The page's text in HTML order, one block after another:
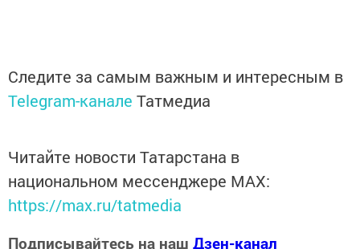
Следите за самым важным и интересным в
Telegram-канале Татмедиа
Читайте новости Татарстана в
национальном мессенджере MАХ:
https://max.ru/tatmedia
Подписывайтесь на наш Дзен-канал